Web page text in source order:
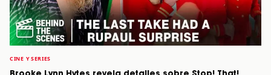
CINE Y SERIES